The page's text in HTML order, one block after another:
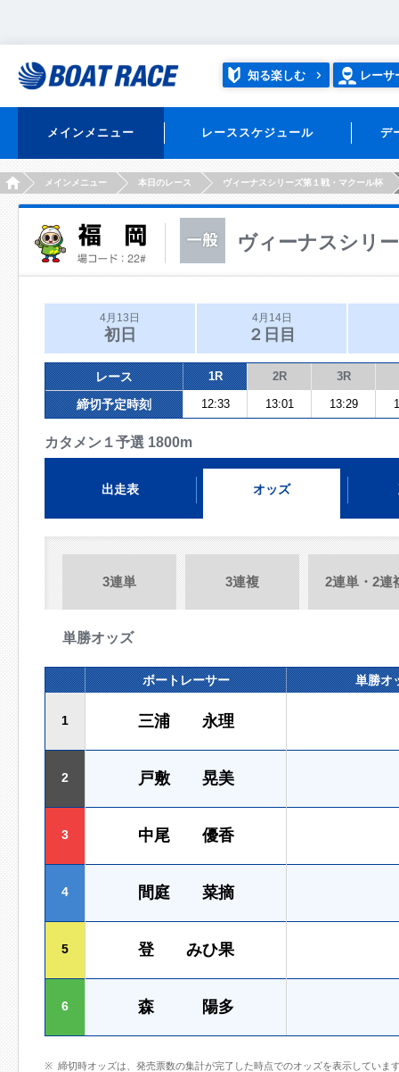
知る楽しむ レーサ
メインメニュー レーススケジュール デ
HOMEメインメニュー 本日のレース ヴィーナスシリーズ第１戦・マクール杯
ヴィーナスシリ
4月13日
初日
4月14日
２日目
レース 1R 2R 3R
締切予定時刻 12:33 13:01 13:29
カタメン１予選 1800m
出走表 オッズ
3連単 3連複 2連単・2連
単勝オッズ
ボートレーサー 単勝オ
1 三浦 永理
2 戸敷 晃美
3 中尾 優香
4 間庭 菜摘
5 登 みひ果
6 森 陽多
締切時オッズは、発売票数の集計が完了した時点でのオッズを表示していま